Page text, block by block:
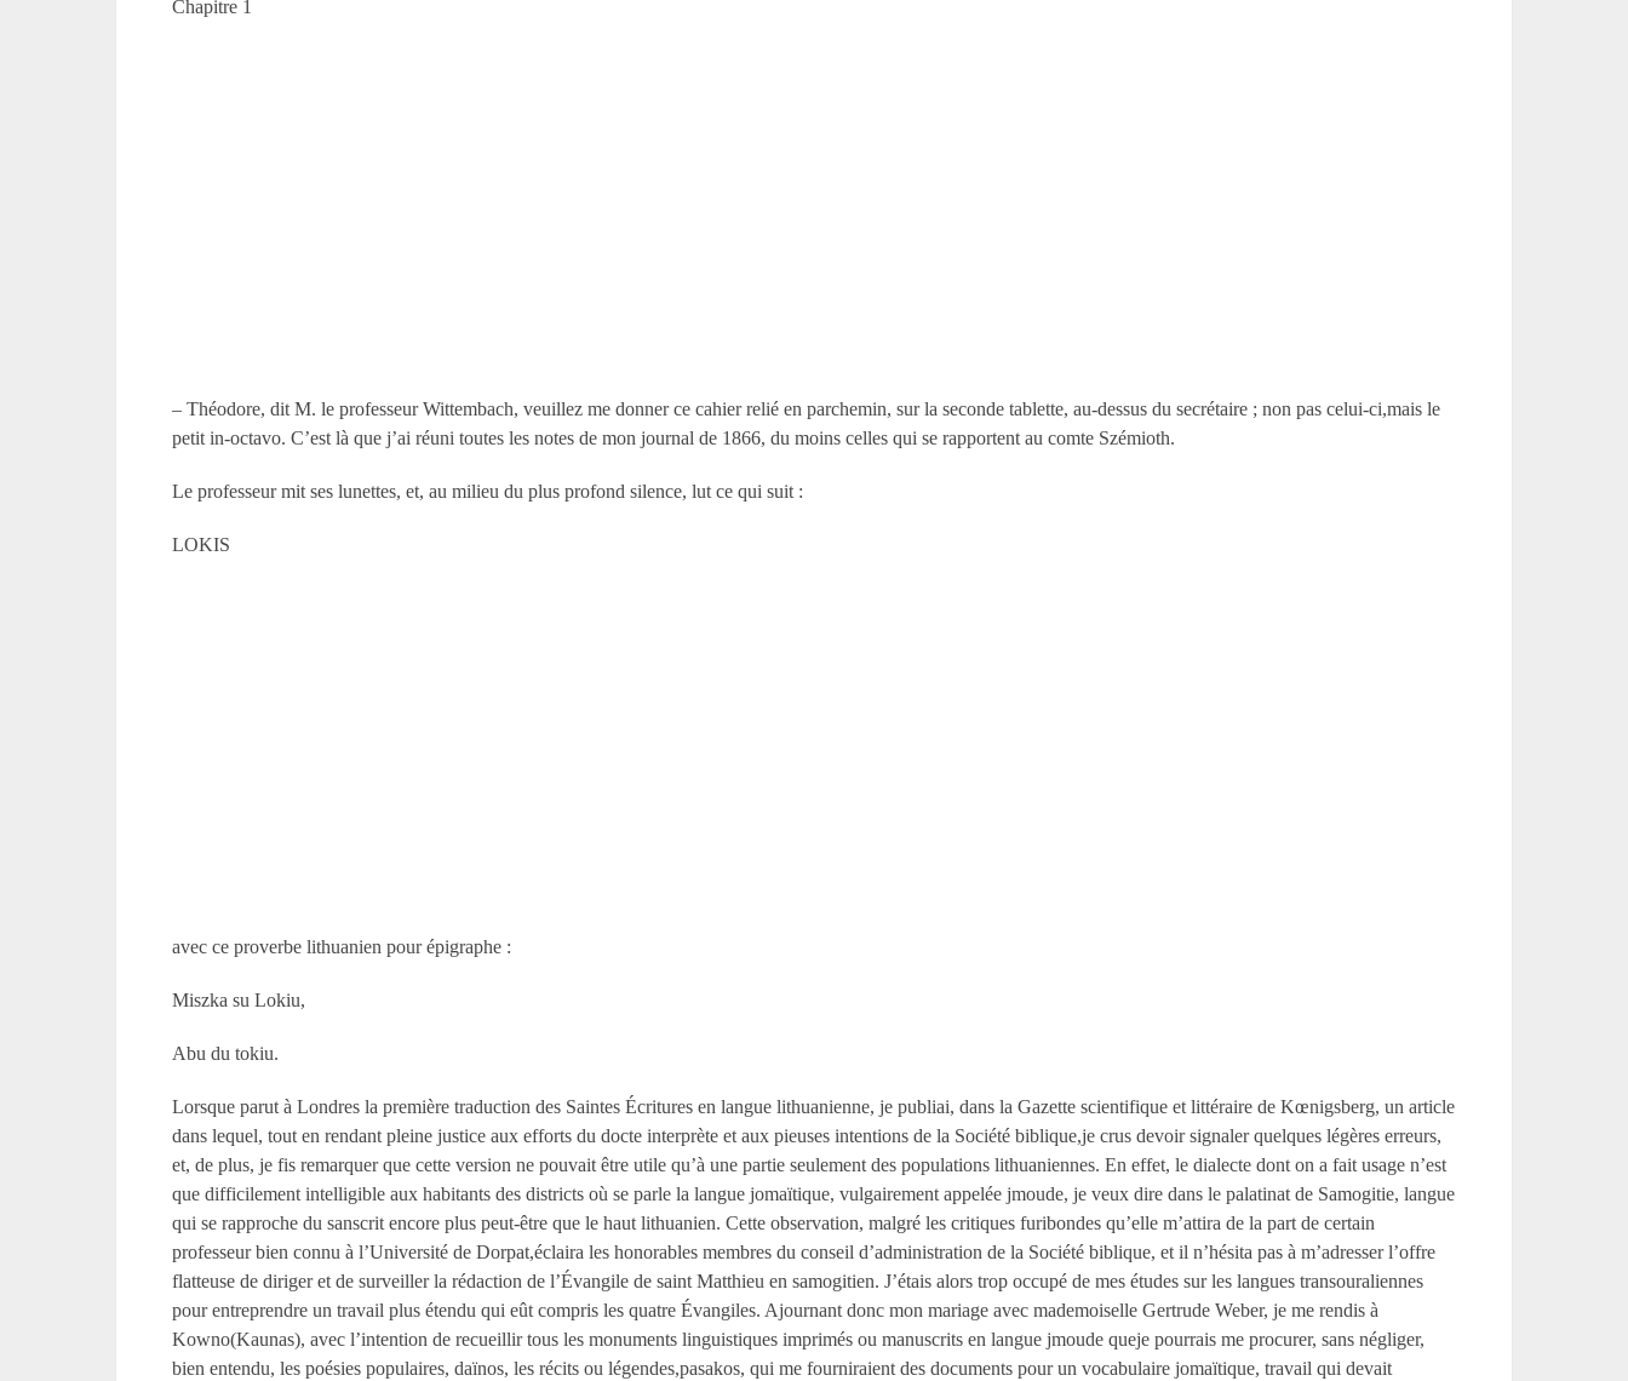
Chapitre 1
– Théodore, dit M. le professeur Wittembach, veuillez me donner ce cahier relié en parchemin, sur la seconde tablette, au-dessus du secrétaire ; non pas celui-ci,mais le
petit in-octavo. C’est là que j’ai réuni toutes les notes de mon journal de 1866, du moins celles qui se rapportent au comte Szémioth.
Le professeur mit ses lunettes, et, au milieu du plus profond silence, lut ce qui suit :
LOKIS
avec ce proverbe lithuanien pour épigraphe :
Miszka su Lokiu,
Abu du tokiu.
Lorsque parut à Londres la première traduction des Saintes Écritures en langue lithuanienne, je publiai, dans la Gazette scientifique et littéraire de Kœnigsberg, un article
dans lequel, tout en rendant pleine justice aux efforts du docte interprète et aux pieuses intentions de la Société biblique,je crus devoir signaler quelques légères erreurs,
et, de plus, je fis remarquer que cette version ne pouvait être utile qu’à une partie seulement des populations lithuaniennes. En effet, le dialecte dont on a fait usage n’est
que difficilement intelligible aux habitants des districts où se parle la langue jomaïtique, vulgairement appelée jmoude, je veux dire dans le palatinat de Samogitie, langue
qui se rapproche du sanscrit encore plus peut-être que le haut lithuanien. Cette observation, malgré les critiques furibondes qu’elle m’attira de la part de certain
professeur bien connu à l’Université de Dorpat,éclaira les honorables membres du conseil d’administration de la Société biblique, et il n’hésita pas à m’adresser l’offre
flatteuse de diriger et de surveiller la rédaction de l’Évangile de saint Matthieu en samogitien. J’étais alors trop occupé de mes études sur les langues transouraliennes
pour entreprendre un travail plus étendu qui eût compris les quatre Évangiles. Ajournant donc mon mariage avec mademoiselle Gertrude Weber, je me rendis à
Kowno(Kaunas), avec l’intention de recueillir tous les monuments linguistiques imprimés ou manuscrits en langue jmoude queje pourrais me procurer, sans négliger,
bien entendu, les poésies populaires, daïnos, les récits ou légendes,pasakos, qui me fourniraient des documents pour un vocabulaire jomaïtique, travail qui devait